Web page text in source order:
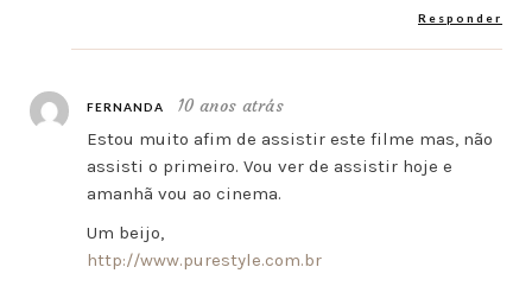
Responder
FERNANDA
10 anos atrás
Estou muito afim de assistir este filme mas, não
assisti o primeiro. Vou ver de assistir hoje e
amanhã vou ao cinema.
Um beijo,
http://www.purestyle.com.br